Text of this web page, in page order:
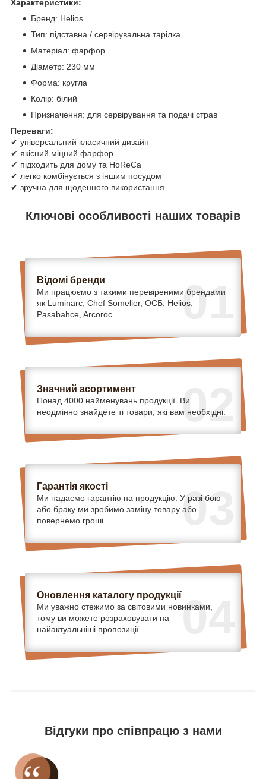
Характеристики:
Бренд: Helios
Тип: підставна / сервірувальна тарілка
Матеріал: фарфор
Діаметр: 230 мм
Форма: кругла
Колір: білий
Призначення: для сервірування та подачі страв
Переваги:
✔ універсальний класичний дизайн
✔ якісний міцний фарфор
✔ підходить для дому та HoReCa
✔ легко комбінується з іншим посудом
✔ зручна для щоденного використання
Ключові особливості наших товарів
01
Відомі бренди
Ми працюємо з такими перевіреними брендами
як Luminarc, Chef Somelier, ОСБ, Helios,
Pasabahce, Arcoroc.
02
Значний асортимент
Понад 4000 найменувань продукції. Ви
неодмінно знайдете ті товари, які вам необхідні.
03
Гарантія якості
Ми надаємо гарантію на продукцію. У разі бою
або браку ми зробимо заміну товару або
повернемо гроші.
04
Оновлення каталогу продукції
Ми уважно стежимо за світовими новинками,
тому ви можете розраховувати на
найактуальніші пропозиції.
Відгуки про співпрацю з нами